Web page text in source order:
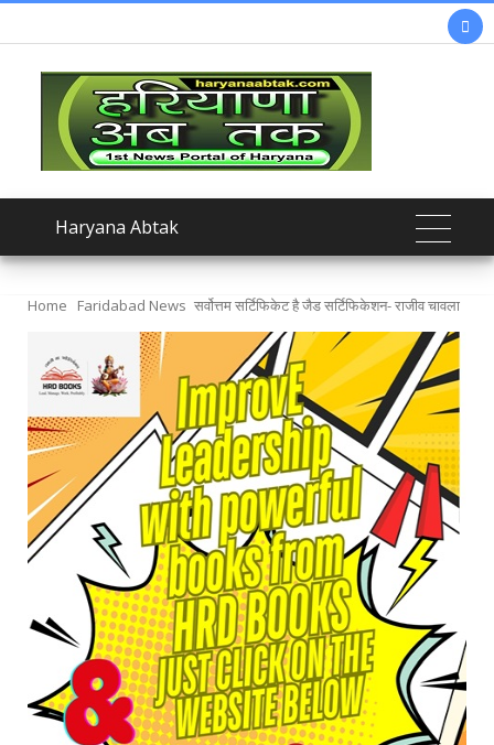

Haryana Abtak
Home Faridabad News सर्वोत्तम सर्टिफिकेट है जैड सर्टिफिकेशन- राजीव चावला